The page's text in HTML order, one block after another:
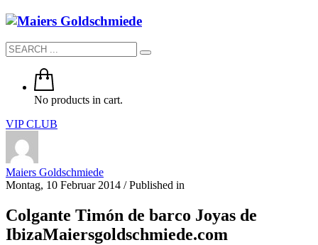
No products in cart.
VIP CLUB
Maiers Goldschmiede
Montag, 10 Februar 2014 /Published in
Colgante Timón de barco Joyas de
IbizaMaiersgoldschmiede.com